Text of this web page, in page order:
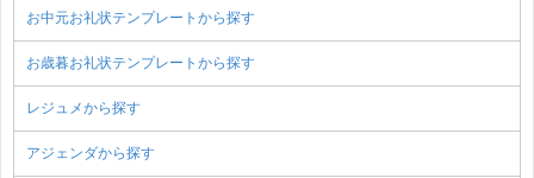
お中元お礼状テンプレートから探す
お歳暮お礼状テンプレートから探す
レジュメから探す
アジェンダから探す